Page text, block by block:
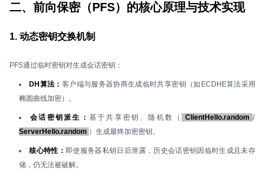
二、前向保密（PFS）的核心原理与技术实现
1. 动态密钥交换机制
PFS通过临时密钥对生成会话密钥：
DH算法： 客户端与服务器协商生成临时共享密钥（如ECDHE算法采用
椭圆曲线加密）。
会话密钥派生： 基于共享密钥、随机数（ ClientHello.random /
ServerHello.random ）生成最终加密密钥。
核心特性： 即使服务器私钥日后泄露，历史会话密钥因临时生成且未存
储，仍无法被破解。